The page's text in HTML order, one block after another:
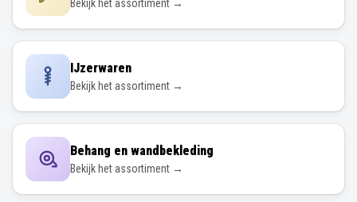
Bekijk het assortiment →
IJzerwaren
Bekijk het assortiment →
Behang en wandbekleding
Bekijk het assortiment →